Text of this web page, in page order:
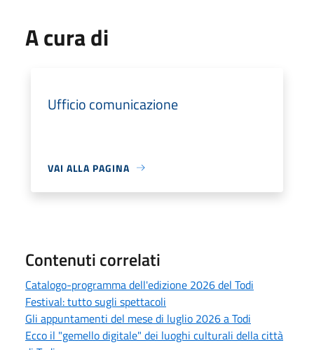
A cura di
Ufficio comunicazione
VAI ALLA PAGINA
Contenuti correlati
Catalogo-programma dell'edizione 2026 del Todi
Festival: tutto sugli spettacoli
Gli appuntamenti del mese di luglio 2026 a Todi
Ecco il "gemello digitale" dei luoghi culturali della città